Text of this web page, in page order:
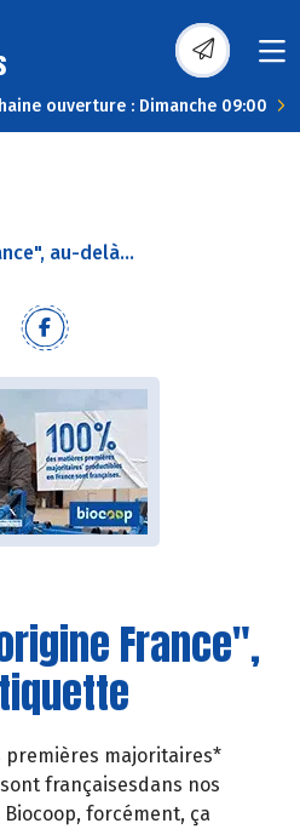
ouverture : Dimanche 09:00
au-delà...
France",
premières majoritaires*
françaisesdans nos
forcément, ça